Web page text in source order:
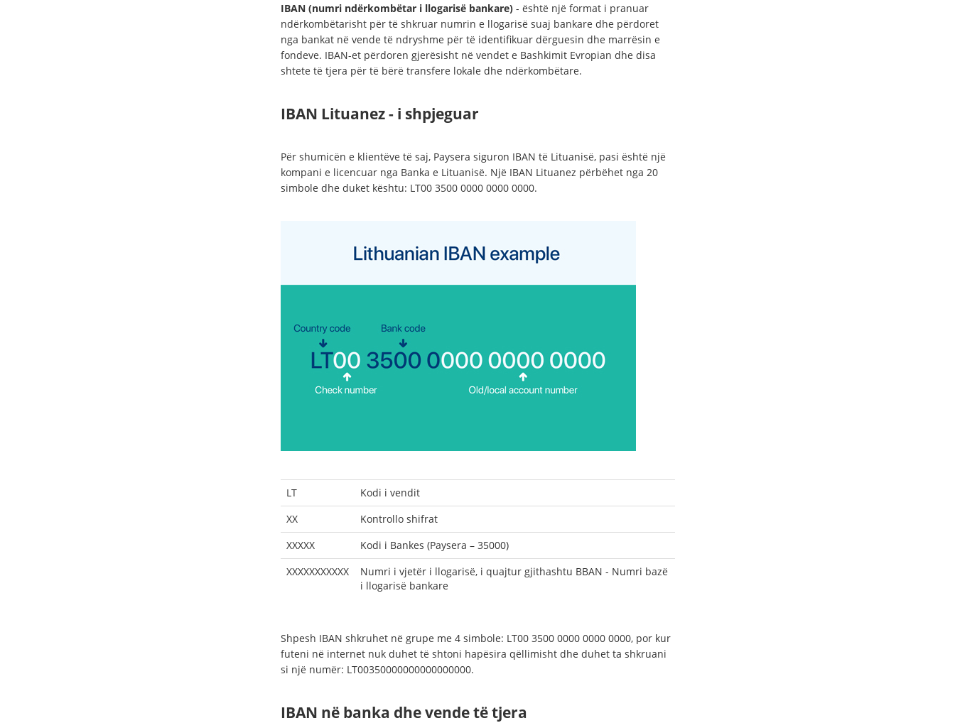
IBAN (numri ndërkombëtar i llogarisë bankare)- është një format i pranuar
ndërkombëtarisht për të shkruar numrin e llogarisë suaj bankare dhe përdoret
nga bankat në vende të ndryshme për të identifikuar dërguesin dhe marrësin e
fondeve. IBAN-et përdoren gjerësisht në vendet e Bashkimit Evropian dhe disa
shtete të tjera për të bërë transfere lokale dhe ndërkombëtare.
IBAN Lituanez - i shpjeguar
Për shumicën e klientëve të saj, Paysera siguron IBAN të Lituanisë, pasi është një
kompani e licencuar nga Banka e Lituanisë. Një IBAN Lituanez përbëhet nga 20
simbole dhe duket kështu: LT00 3500 0000 0000 0000.
LT
Kodi i vendit
XX
Kontrollo shifrat
XXXXX
Kodi i Bankes (Paysera – 35000)
XXXXXXXXXXX
Numri i vjetër i llogarisë, i quajtur gjithashtu BBAN - Numri bazë
i llogarisë bankare
Shpesh IBAN shkruhet në grupe me 4 simbole: LT00 3500 0000 0000 0000, por kur
futeni në internet nuk duhet të shtoni hapësira qëllimisht dhe duhet ta shkruani
si një numër: LT00350000000000000000.
IBAN në banka dhe vende të tjera